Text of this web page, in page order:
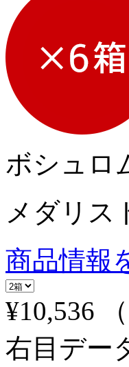
ボシュロ
メダリス
商品情報
¥10,536
右目デー